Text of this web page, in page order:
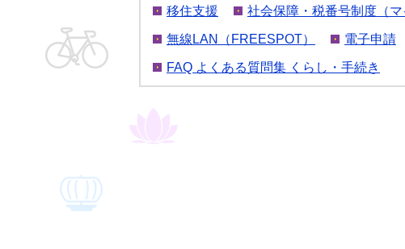
移住支援 社会保障・税番号制度（マ
無線LAN（FREESPOT） 電子申請
FAQ よくある質問集 くらし・手続き